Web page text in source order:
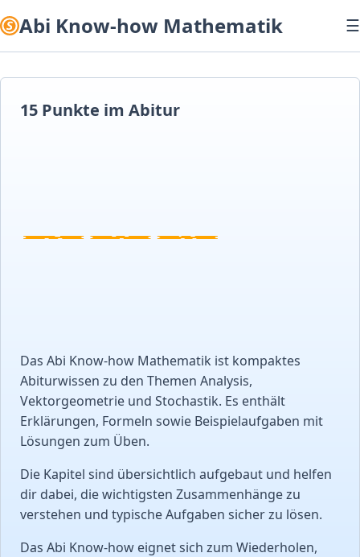
Abi Know-how Mathematik ☰
15 Punkte im Abitur
Das Abi Know-how Mathematik ist kompaktes
Abiturwissen zu den Themen Analysis,
Vektorgeometrie und Stochastik. Es enthält
Erklärungen, Formeln sowie Beispielaufgaben mit
Lösungen zum Üben.
Die Kapitel sind übersichtlich aufgebaut und helfen
dir dabei, die wichtigsten Zusammenhänge zu
verstehen und typische Aufgaben sicher zu lösen.
Das Abi Know-how eignet sich zum Wiederholen,